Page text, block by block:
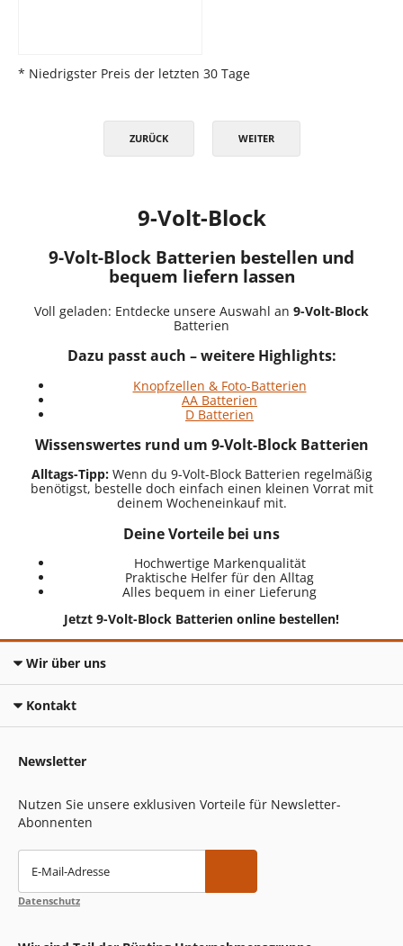
* Niedrigster Preis der letzten 30 Tage
ZURÜCK WEITER
9-Volt-Block
9-Volt-Block Batterien bestellen und
bequem liefern lassen
Voll geladen: Entdecke unsere Auswahl an 9-Volt-Block
Batterien
Dazu passt auch – weitere Highlights:
Knopfzellen & Foto-Batterien
AA Batterien
D Batterien
Wissenswertes rund um 9-Volt-Block Batterien
Alltags-Tipp:Wenn du 9-Volt-Block Batterien regelmäßig
benötigst, bestelle doch einfach einen kleinen Vorrat mit
deinem Wocheneinkauf mit.
Deine Vorteile bei uns
Hochwertige Markenqualität
Praktische Helfer für den Alltag
Alles bequem in einer Lieferung
Jetzt 9-Volt-Block Batterien online bestellen!
Wir über uns
Kontakt
Newsletter
Nutzen Sie unsere exklusiven Vorteile für Newsletter-
Abonnenten
E-Mail-Adresse
Datenschutz